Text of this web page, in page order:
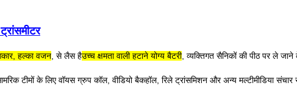
हल्का वजन , से लैस हैउच्च क्षमता वाली हटाने योग्य बैटरी, व्यक्तिगत सैनिकों की पीठ पर ले
टीमों के लिए वॉयस ग्रुप कॉल, वीडियो बैकहॉल, रिले ट्रांसमिशन और अन्य मल्टीमीडिया